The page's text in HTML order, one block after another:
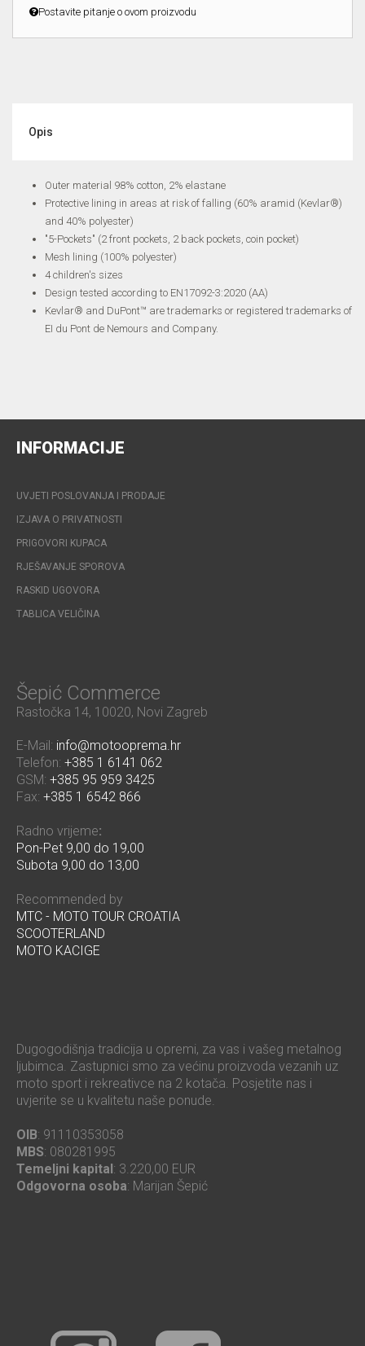
Postavite pitanje o ovom proizvodu
Opis
Outer material 98% cotton, 2% elastane
Protective lining in areas at risk of falling (60% aramid (Kevlar®)
and 40% polyester)
"5-Pockets" (2 front pockets, 2 back pockets, coin pocket)
Mesh lining (100% polyester)
4 children's sizes
Design tested according to EN17092-3:2020 (AA)
Kevlar® and DuPont™ are trademarks or registered trademarks of
EI du Pont de Nemours and Company.
INFORMACIJE
UVJETI POSLOVANJA I PRODAJE
IZJAVA O PRIVATNOSTI
PRIGOVORI KUPACA
RJEŠAVANJE SPOROVA
RASKID UGOVORA
TABLICA VELIČINA
Šepić Commerce
Rastočka 14, 10020, Novi Zagreb
E-Mail: info@motooprema.hr
Telefon: +385 1 6141 062
GSM: +385 95 959 3425
Fax: +385 1 6542 866
Radno vrijeme:
Pon-Pet 9,00 do 19,00
Subota 9,00 do 13,00
Recommended by
MTC - MOTO TOUR CROATIA
SCOOTERLAND
MOTO KACIGE
Dugogodišnja tradicija u opremi, za vas i vašeg metalnog
ljubimca. Zastupnici smo za većinu proizvoda vezanih uz
moto sport i rekreativce na 2 kotača. Posjetite nas i
uvjerite se u kvalitetu naše ponude.
OIB: 91110353058
MBS: 080281995
Temeljni kapital : 3.220,00 EUR
Odgovorna osoba: Marijan Šepić